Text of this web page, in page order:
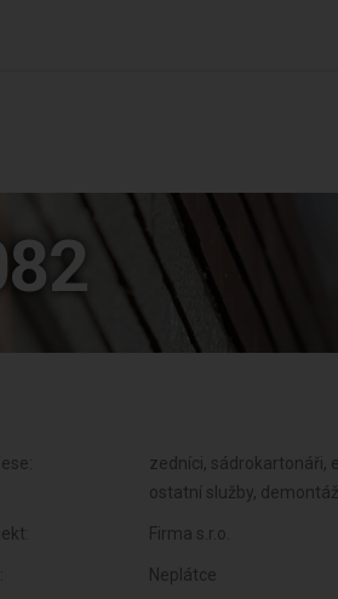
zedníci, sádrokartonáři,
ostatní služby,
Firma s.r.o.
Neplátce